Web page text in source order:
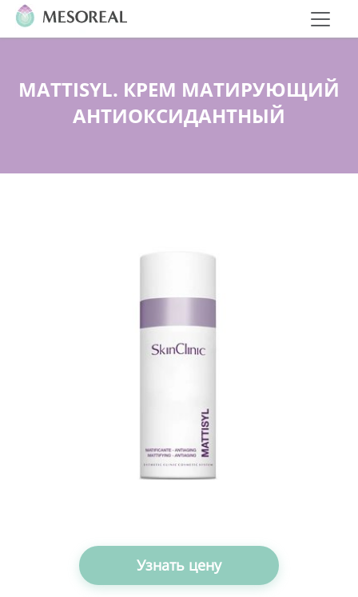
MATTISYL. КРЕМ МАТИРУЮЩИЙ
АНТИОКСИДАНТНЫЙ
Узнать цену